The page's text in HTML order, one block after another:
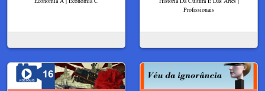
Profissionais